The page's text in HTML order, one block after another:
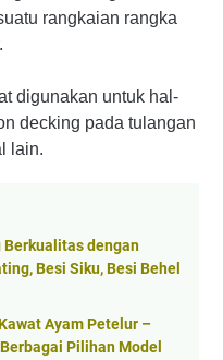
rangkaian rangka
digunakan untuk hal-
decking pada tulangan
lain.
dengan
Besi Siku, Besi Behel
Ayam Petelur –
Pilihan Model